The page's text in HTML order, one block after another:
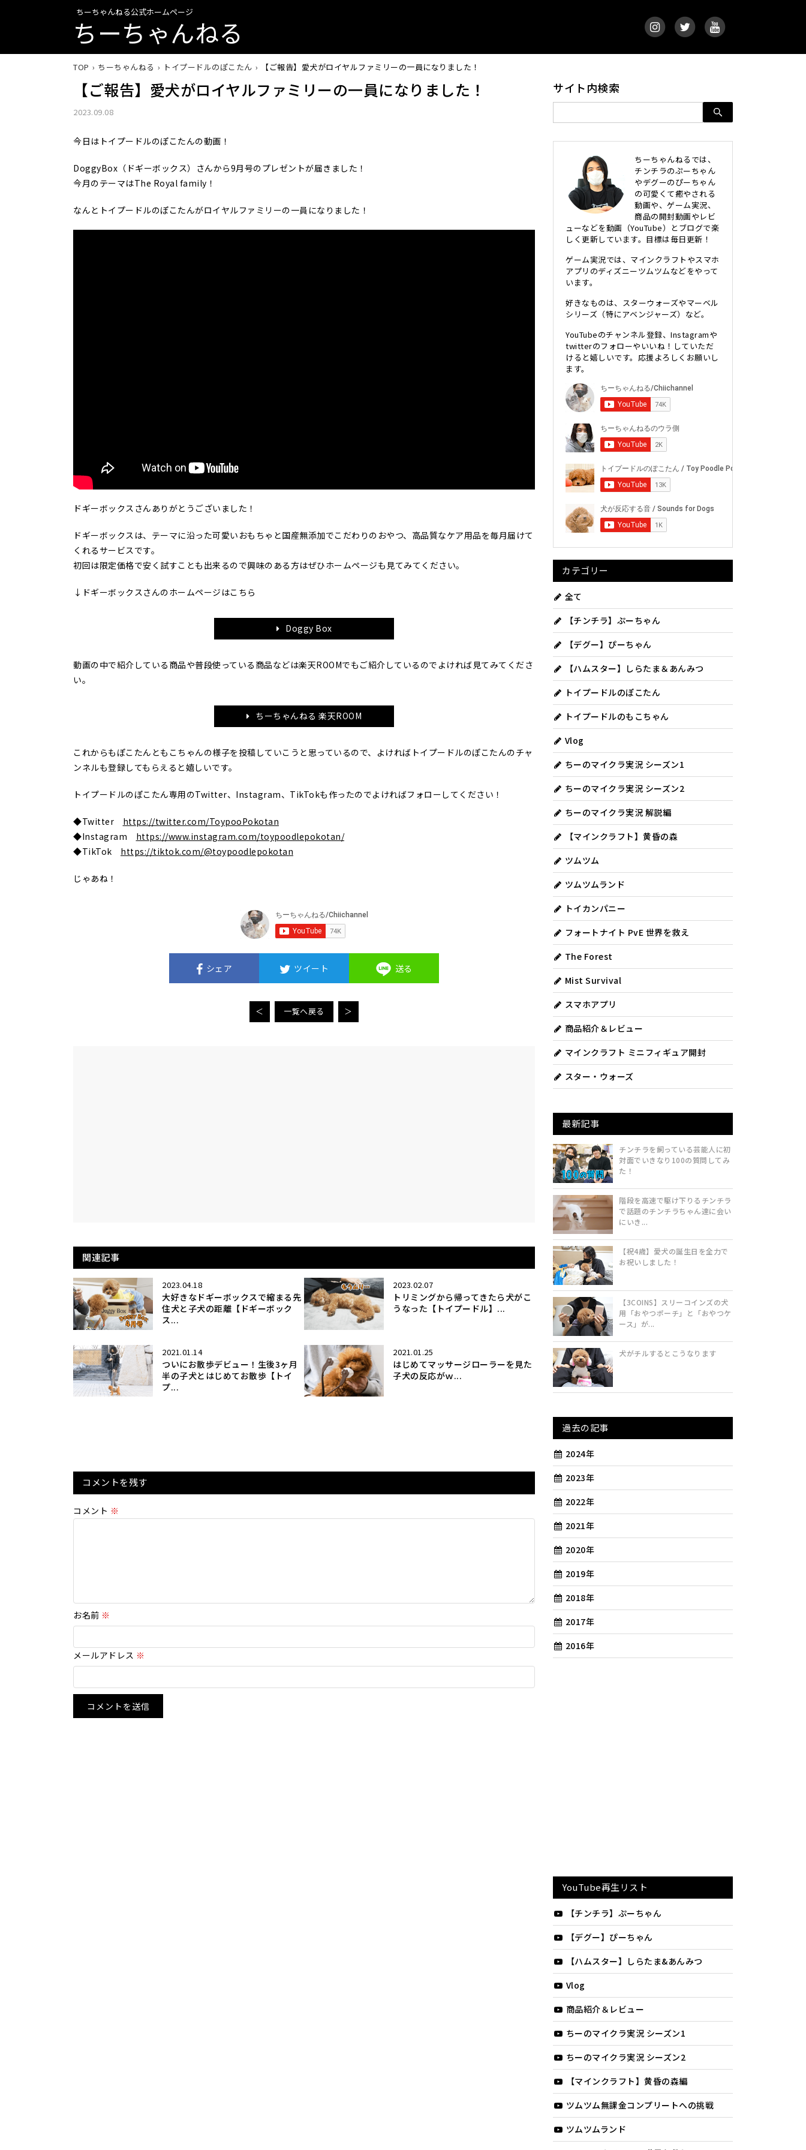
ちーちゃんねる公式ホームページ
ちーちゃんねる
TOP ちーちゃんねる トイプードルのぽこたん 【ご報告】愛犬がロイヤルファミリーの一員になりました！
【ご報告】愛犬がロイヤルファミリーの一員になりました！
2023.09.08
今日はトイプードルのぽこたんの動画！
DoggyBox（ドギーボックス）さんから9月号のプレゼントが届きました！
今月のテーマはThe Royal family！
なんとトイプードルのぽこたんがロイヤルファミリーの一員になりました！
ドギーボックスさんありがとうございました！
ドギーボックスは、テーマに沿った可愛いおもちゃと国産無添加でこだわりのおやつ、高品質なケア用品を毎月届けて
くれるサービスです。
初回は限定価格で安く試すことも出来るので興味のある方はぜひホームページも見てみてください。
↓ドギーボックスさんのホームページはこちら
Doggy Box
動画の中で紹介している商品や普段使っている商品などは楽天ROOMでもご紹介しているのでよければ見てみてくださ
い。
ちーちゃんねる 楽天ROOM
これからもぽこたんともこちゃんの様子を投稿していこうと思っているので、よければトイプードルのぽこたんのチャ
ンネルも登録してもらえると嬉しいです。
トイプードルのぽこたん専用のTwitter、Instagram、TikTokも作ったのでよければフォローしてください！
◆Twitter https://twitter.com/ToypooPokotan
◆Instagram https://www.instagram.com/toypoodlepokotan/
◆TikTok https://tiktok.com/@toypoodlepokotan
じゃあね！
シェア ツイート 送る
＜ 一覧へ戻る ＞
関連記事
2023.04.18
大好きなドギーボックスで縮まる先
住犬と子犬の距離【ドギーボック
ス...
2023.02.07
トリミングから帰ってきたら犬がこ
うなった【トイプードル】...
2021.01.14
ついにお散歩デビュー！生後3ヶ月
半の子犬とはじめてお散歩【トイ
プ...
2021.01.25
はじめてマッサージローラーを見た
子犬の反応がｗ...
コメントを残す
コメント ※
お名前 ※
メールアドレス ※
サイト内検索
ちーちゃんねるでは、
チンチラのぷーちゃん
やデグーのぴーちゃん
の可愛くて癒やされる
動画や、ゲーム実況、
商品の開封動画やレビ
ューなどを動画（YouTube）とブログで楽
しく更新しています。目標は毎日更新！
ゲーム実況では、マインクラフトやスマホ
アプリのディズニーツムツムなどをやって
います。
好きなものは、スターウォーズやマーベル
シリーズ（特にアベンジャーズ）など。
YouTubeのチャンネル登録、Instagramや
twitterのフォローやいいね！していただ
けると嬉しいです。応援よろしくお願いし
ます。
カテゴリー
全て
【チンチラ】ぷーちゃん
【デグー】ぴーちゃん
【ハムスター】しらたま＆あんみつ
トイプードルのぽこたん
トイプードルのもこちゃん
Vlog
ちーのマイクラ実況 シーズン1
ちーのマイクラ実況 シーズン2
ちーのマイクラ実況 解説編
【マインクラフト】黄昏の森
ツムツム
ツムツムランド
トイカンパニー
フォートナイト PvE 世界を救え
The Forest
Mist Survival
スマホアプリ
商品紹介＆レビュー
マインクラフト ミニフィギュア開封
スター・ウォーズ
最新記事
チンチラを飼っている芸能人に初
対面でいきなり100の質問してみ
た！
階段を高速で駆け下りるチンチラ
で話題のチンチラちゃん達に会い
にいき...
【祝4歳】愛犬の誕生日を全力で
お祝いしました！
【3COINS】スリーコインズの犬
用「おやつポーチ」と「おやつケ
ース」が...
犬がチルするとこうなります
過去の記事
2024年
2023年
2022年
2021年
2020年
2019年
2018年
2017年
2016年
YouTube再生リスト
【チンチラ】ぷーちゃん
【デグー】ぴーちゃん
【ハムスター】しらたま&あんみつ
Vlog
商品紹介＆レビュー
ちーのマイクラ実況 シーズン1
ちーのマイクラ実況 シーズン2
【マインクラフト】黄昏の森編
ツムツム無課金コンプリートへの挑戦
ツムツムランド